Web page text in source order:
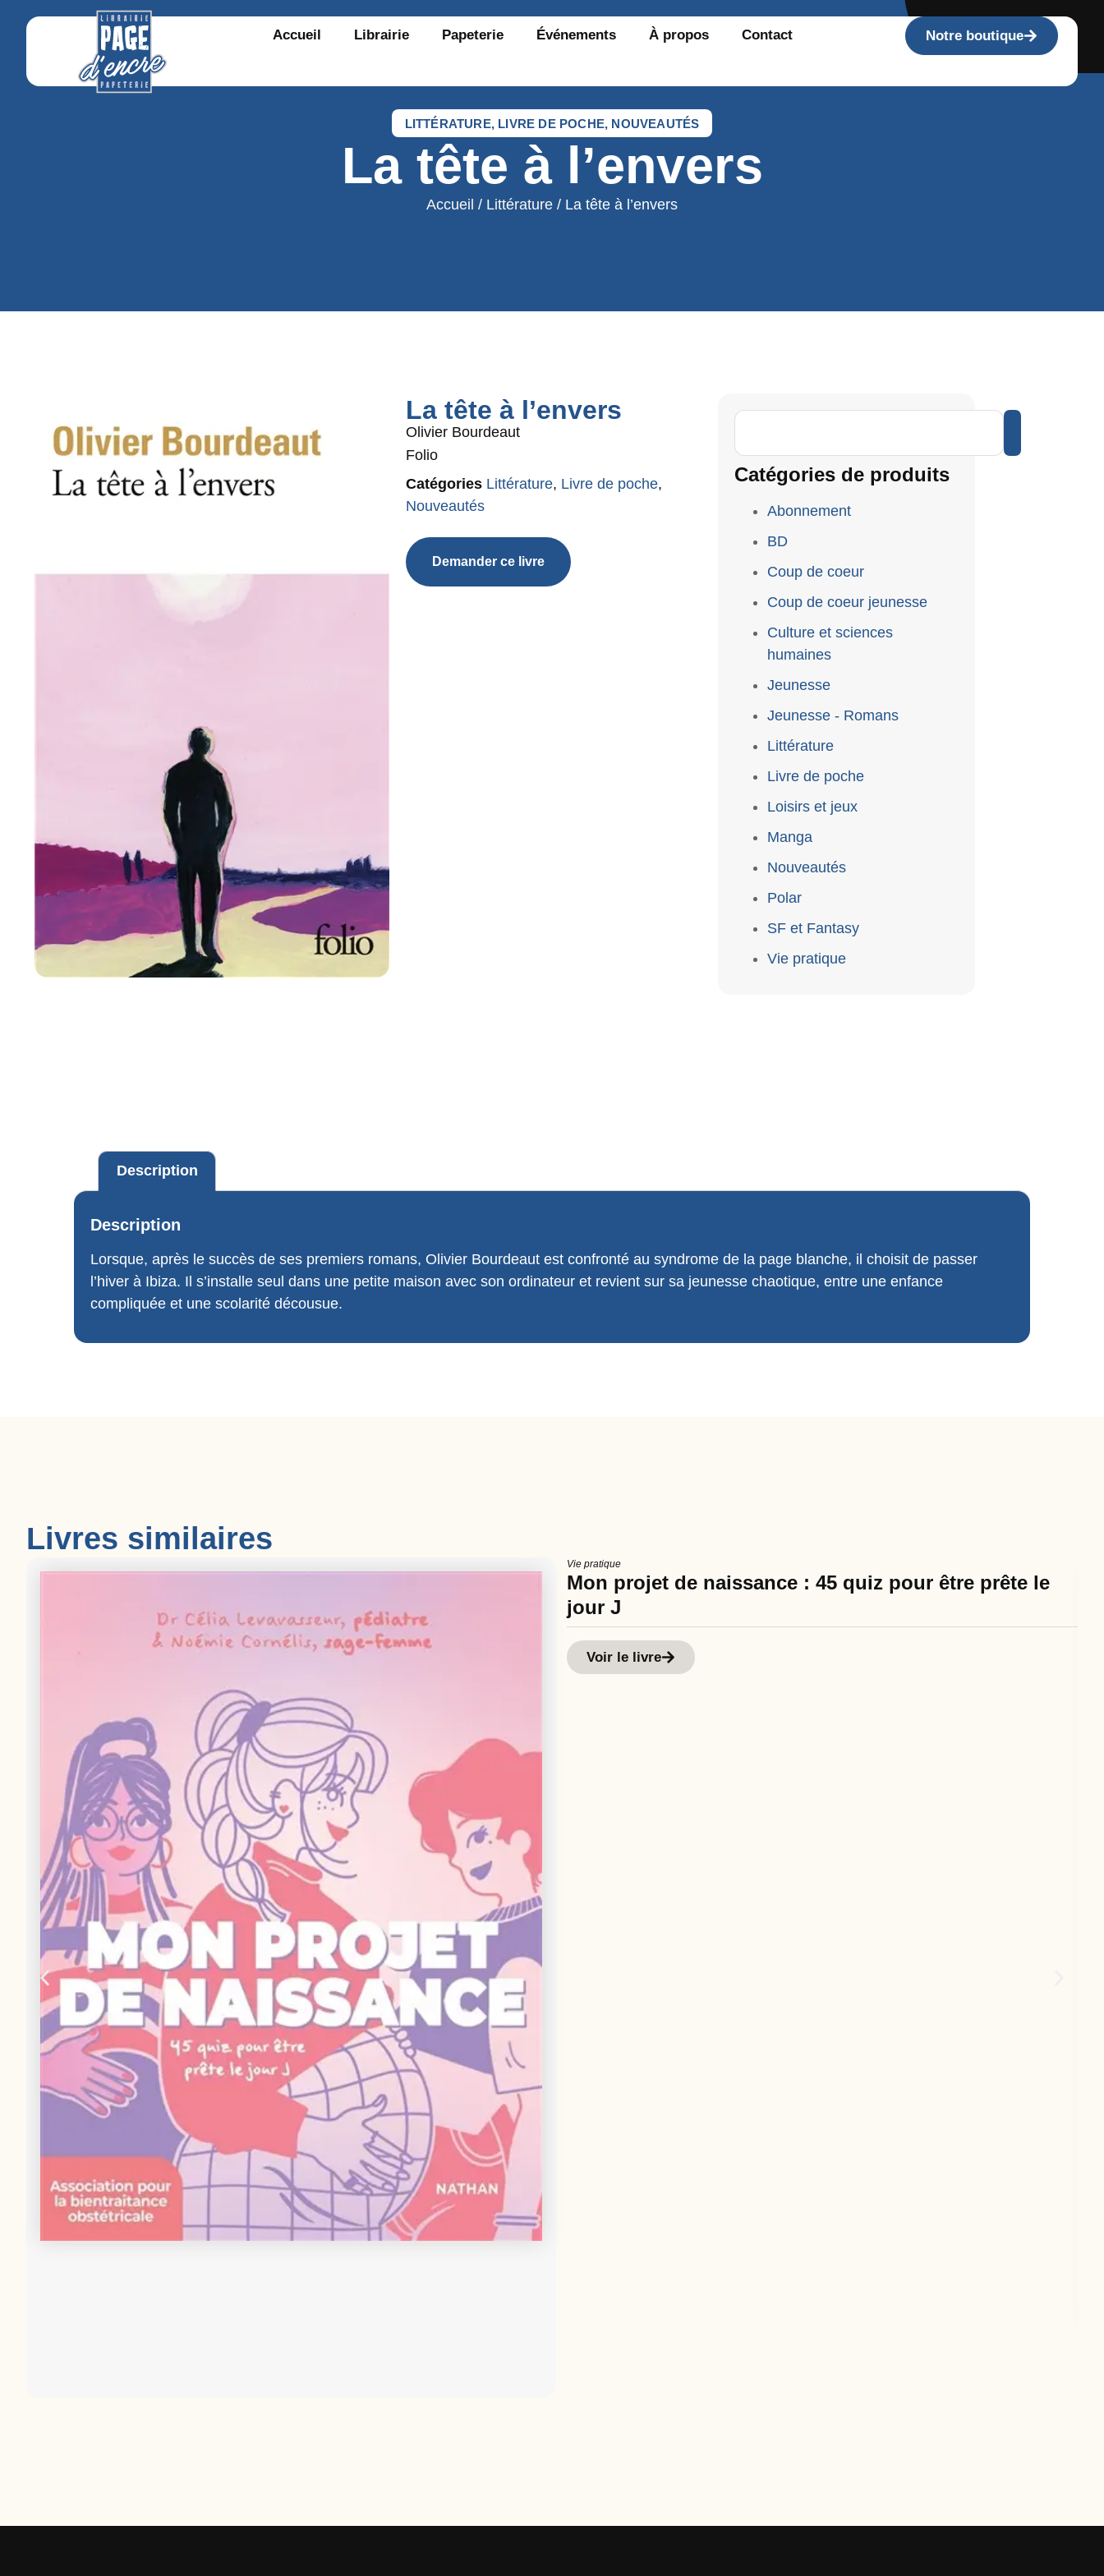
Accueil Librairie Papeterie Événements À propos Contact Notre boutique
LITTÉRATURE, LIVRE DE POCHE, NOUVEAUTÉS
La tête à l’envers
Accueil / Littérature / La tête à l’envers
La tête à l’envers
Olivier Bourdeaut
Folio
Catégories Littérature, Livre de poche,
Nouveautés
Demander ce livre
Catégories de produits
Abonnement
BD
Coup de coeur
Coup de coeur jeunesse
Culture et sciences
humaines
Jeunesse
Jeunesse - Romans
Littérature
Livre de poche
Loisirs et jeux
Manga
Nouveautés
Polar
SF et Fantasy
Vie pratique
Description
Description
Lorsque, après le succès de ses premiers romans, Olivier Bourdeaut est confronté au syndrome de la page blanche, il choisit de passer
l’hiver à Ibiza. Il s’installe seul dans une petite maison avec son ordinateur et revient sur sa jeunesse chaotique, entre une enfance
compliquée et une scolarité décousue.
Livres similaires
Vie pratique
Mon projet de naissance : 45 quiz pour être prête le
jour J
Voir le livre